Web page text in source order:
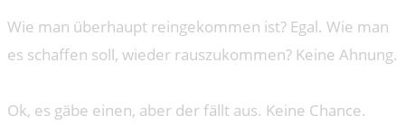
Wie man überhaupt reingekommen ist? Egal. Wie man
es schaffen soll, wieder rauszukommen? Keine Ahnung.
Ok, es gäbe einen, aber der fällt aus. Keine Chance.